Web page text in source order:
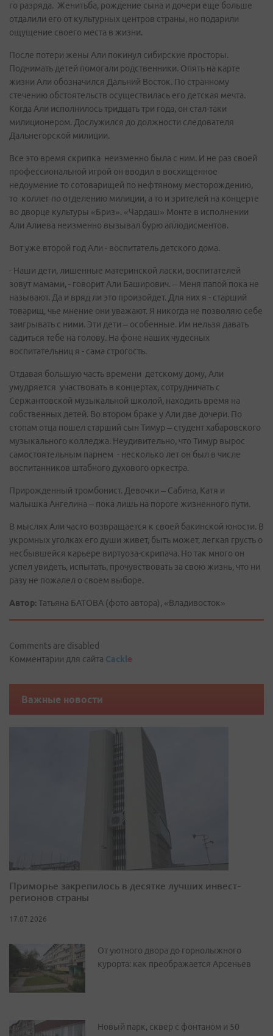
го разряда. Женитьба, рождение сына и дочери еще больше
отдалили его от культурных центров страны, но подарили
ощущение своего места в жизни.
После потери жены Али покинул сибирские просторы.
Поднимать детей помогали родственники. Опять на карте
жизни Али обозначился Дальний Восток. По странному
стечению обстоятельств осуществилась его детская мечта.
Когда Али исполнилось тридцать три года, он стал-таки
милиционером. Дослужился до должности следователя
Дальнегорской милиции.
Все это время скрипка неизменно была с ним. И не раз своей
профессиональной игрой он вводил в восхищенное
недоумение то сотоварищей по нефтяному месторождению,
то коллег по отделению милиции, а то и зрителей на концерте
во дворце культуры «Бриз». «Чардаш» Монте в исполнении
Али Алиева неизменно вызывал бурю аплодисментов.
Вот уже второй год Али - воспитатель детского дома.
- Наши дети, лишенные материнской ласки, воспитателей
зовут мамами, - говорит Али Баширович. – Меня папой пока не
называют. Да и вряд ли это произойдет. Для них я - старший
товарищ, чье мнение они уважают. Я никогда не позволяю себе
заигрывать с ними. Эти дети – особенные. Им нельзя давать
садиться тебе на голову. На фоне наших чудесных
воспитательниц я - сама строгость.
Отдавая большую часть времени детскому дому, Али
умудряется участвовать в концертах, сотрудничать с
Сержантовской музыкальной школой, находить время на
собственных детей. Во втором браке у Али две дочери. По
стопам отца пошел старший сын Тимур – студент хабаровского
музыкального колледжа. Неудивительно, что Тимур вырос
самостоятельным парнем - несколько лет он был в числе
воспитанников штабного духового оркестра.
Прирожденный тромбонист. Девочки – Сабина, Катя и
малышка Ангелина – пока лишь на пороге жизненного пути.
В мыслях Али часто возвращается к своей бакинской юности. В
укромных уголках его души живет, быть может, легкая грусть о
несбывшейся карьере виртуоза-скрипача. Но так много он
успел увидеть, испытать, прочувствовать за свою жизнь, что ни
разу не пожалел о своем выборе.
Автор:Татьяна БАТОВА (фото автора), «Владивосток»
Comments are disabled
Комментарии для сайта Cackle
Важные новости
Приморье закрепилось в десятке лучших инвест-
регионов страны
17.07.2026
От уютного двора до горнолыжного
курорта: как преображается Арсеньев
Новый парк, сквер с фонтаном и 50